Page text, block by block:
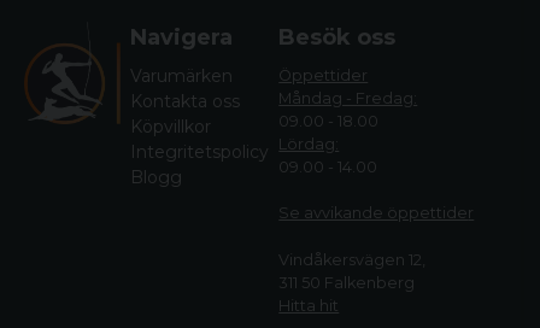
Navigera
Varumärken
Kontakta oss
Köpvillkor
Integritetspolicy
Blogg
Besök oss
Öppettider
Måndag - Fredag:
09.00 - 18.00
Lördag:
09.00 - 14.00
Se avvikande öppettider
Vindåkersvägen 12,
311 50 Falkenberg
Hitta hit